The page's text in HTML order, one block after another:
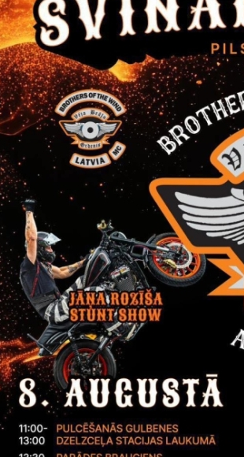
Vēlos atstāt
ir atrodama sadaļā:Privātuma politika